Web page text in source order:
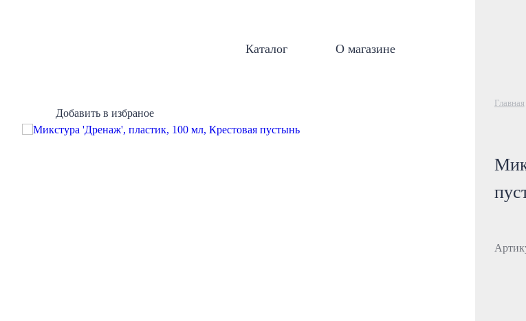
Каталог О магазине
Добавить в избраное
Главная